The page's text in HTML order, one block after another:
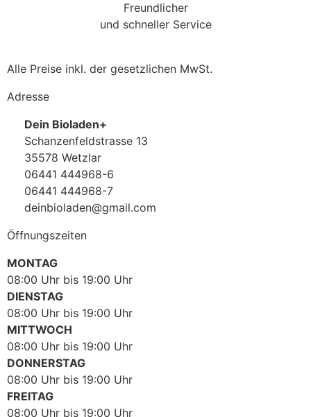
Freundlicher
und schneller Service
Alle Preise inkl. der gesetzlichen MwSt.
Adresse
Dein Bioladen+
Schanzenfeldstrasse 13
35578 Wetzlar
06441 444968-6
06441 444968-7
deinbioladen@gmail.com
Öffnungszeiten
MONTAG
08:00 Uhr bis 19:00 Uhr
DIENSTAG
08:00 Uhr bis 19:00 Uhr
MITTWOCH
08:00 Uhr bis 19:00 Uhr
DONNERSTAG
08:00 Uhr bis 19:00 Uhr
FREITAG
08:00 Uhr bis 19:00 Uhr